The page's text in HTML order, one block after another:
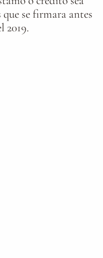
se firmara antes
2019.